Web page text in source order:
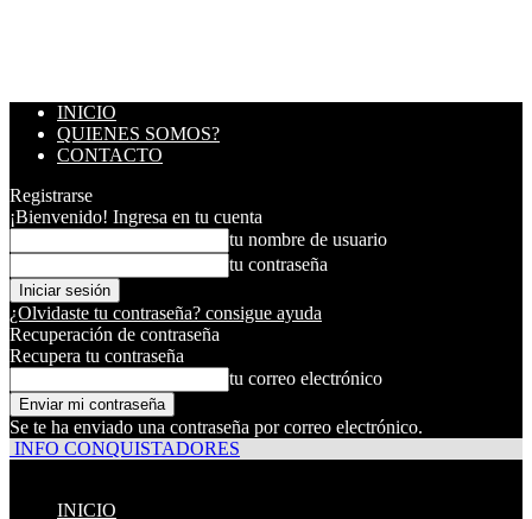
INICIO
QUIENES SOMOS?
CONTACTO
Registrarse
¡Bienvenido! Ingresa en tu cuenta
tu nombre de usuario
tu contraseña
¿Olvidaste tu contraseña? consigue ayuda
Recuperación de contraseña
Recupera tu contraseña
tu correo electrónico
Se te ha enviado una contraseña por correo electrónico.
INFO CONQUISTADORES
INICIO